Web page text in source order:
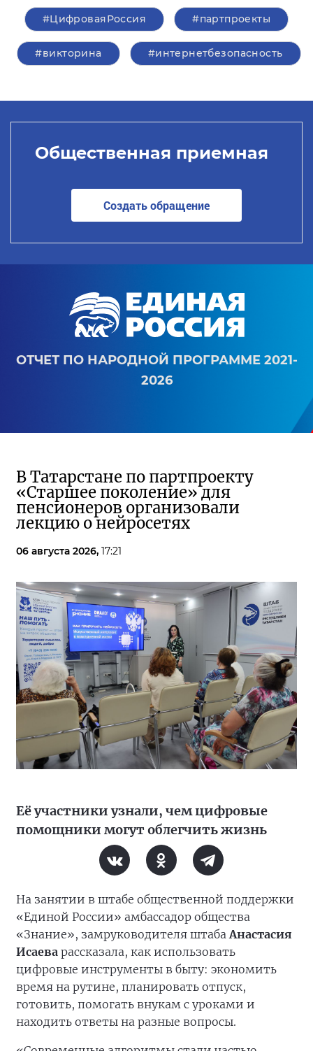
#ЦифроваяРоссия #партпроекты
#викторина #интернетбезопасность
Общественная приемная
Создать обращение
ОТЧЕТ ПО НАРОДНОЙ ПРОГРАММЕ 2021-
2026
В Татарстане по партпроекту
«Старшее поколение» для
пенсионеров организовали
лекцию о нейросетях
06 августа 2026, 17:21
Её участники узнали, чем цифровые
помощники могут облегчить жизнь
На занятии в штабе общественной поддержки
«Единой России» амбассадор общества
«Знание», замруководителя штабаАнастасия
Исаева рассказала, как использовать
цифровые инструменты в быту: экономить
время на рутине, планировать отпуск,
готовить, помогать внукам с уроками и
находить ответы на разные вопросы.